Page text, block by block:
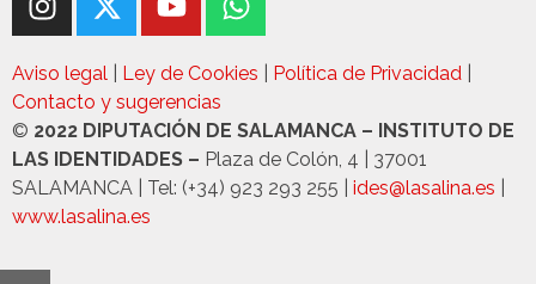
Aviso legal Ley de Cookies Política de Privacidad
Contacto y sugerencias
© 2022 DIPUTACIÓN DE SALAMANCA – INSTITUTO DE
LAS IDENTIDADES – Plaza de Colón, 4 | 37001
SALAMANCA | Tel: (+34) 923 293 255 | ides@lasalina.es
www.lasalina.es